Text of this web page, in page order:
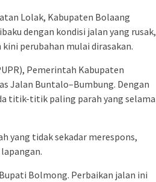
Lolak, Kabupaten Bolaang
dengan kondisi jalan yang rusak,
perubahan mulai dirasakan.
Pemerintah Kabupaten
Jalan Buntalo–Bumbung. Dengan
titik-titik paling parah yang selama
yang tidak sekadar merespons,
Bolmong. Perbaikan jalan ini